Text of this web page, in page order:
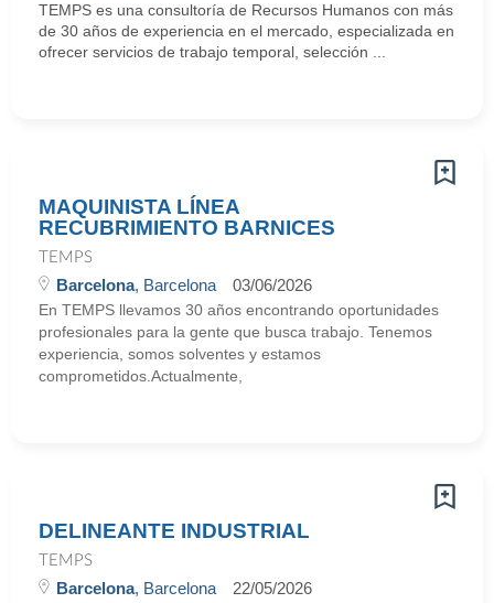
TEMPS es una consultoría de Recursos Humanos con más
de 30 años de experiencia en el mercado, especializada en
ofrecer servicios de trabajo temporal, selección ...
MAQUINISTA LÍNEA
RECUBRIMIENTO BARNICES
TEMPS
Barcelona, Barcelona 03/06/2026
En TEMPS llevamos 30 años encontrando oportunidades
profesionales para la gente que busca trabajo. Tenemos
experiencia, somos solventes y estamos
comprometidos.Actualmente,
DELINEANTE INDUSTRIAL
TEMPS
Barcelona, Barcelona 22/05/2026